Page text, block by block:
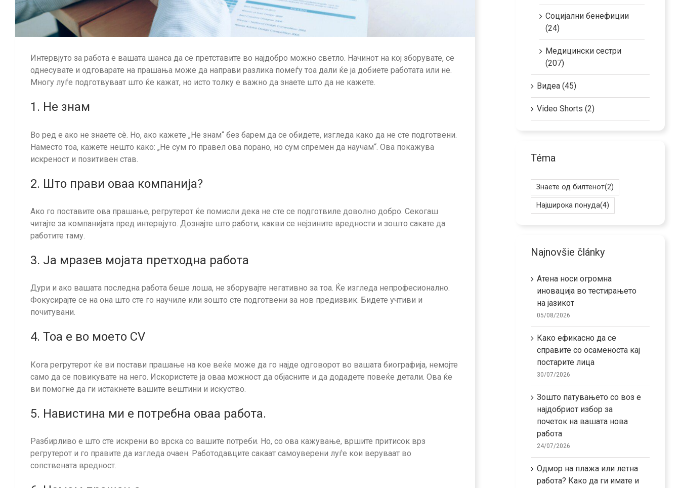
Интервјуто за работа е вашата шанса да се претставите во најдобро можно светло. Начинот на кој зборувате, се
однесувате и одговарате на прашања може да направи разлика помеѓу тоа дали ќе ја добиете работата или не.
Многу луѓе подготвуваат што ќе кажат, но исто толку е важно да знаете што да не кажете.
1. Не знам
Во ред е ако не знаете сè. Но, ако кажете „Не знам“ без барем да се обидете, изгледа како да не сте подготвени.
Наместо тоа, кажете нешто како: „Не сум го правел ова порано, но сум спремен да научам“. Ова покажува
искреност и позитивен став.
2. Што прави оваа компанија?
Ако го поставите ова прашање, регрутерот ќе помисли дека не сте се подготвиле доволно добро. Секогаш
читајте за компанијата пред интервјуто. Дознајте што работи, какви се нејзините вредности и зошто сакате да
работите таму.
3. Ја мразев мојата претходна работа
Дури и ако вашата последна работа беше лоша, не зборувајте негативно за тоа. Ќе изгледа непрофесионално.
Фокусирајте се на она што сте го научиле или зошто сте подготвени за нов предизвик. Бидете учтиви и
почитувани.
4. Тоа е во моето CV
Кога регрутерот ќе ви постави прашање на кое веќе може да го најде одговорот во вашата биографија, немојте
само да се повикувате на него. Искористете ја оваа можност да објасните и да додадете повеќе детали. Ова ќе
ви помогне да ги истакнете вашите вештини и искуство.
5. Навистина ми е потребна оваа работа.
Разбирливо е што сте искрени во врска со вашите потреби. Но, со ова кажување, вршите притисок врз
регрутерот и го правите да изгледа очаен. Работодавците сакаат самоуверени луѓе кои веруваат во
сопствената вредност.
Социјални бенефиции
(24)
Медицински сестри
(207)
Видеа (45)
Video Shorts (2)
Téma
Знаете од билтенот(2)
Најширока понуда(4)
Najnovšie články
Атена носи огромна
иновација во тестирањето
на јазикот
05/08/2026
Како ефикасно да се
справите со осаменоста кај
постарите лица
30/07/2026
Зошто патувањето со воз е
најдобриот избор за
почеток на вашата нова
работа
24/07/2026
Одмор на плажа или летна
работа? Како да ги имате и